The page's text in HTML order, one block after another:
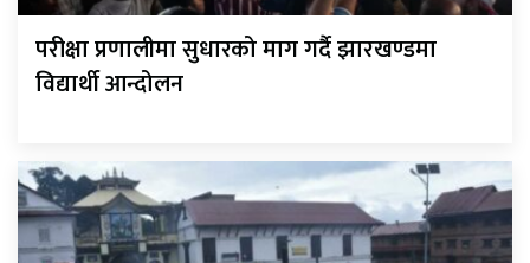
परीक्षा प्रणालीमा सुधारको माग गर्दै झारखण्डमा
विद्यार्थी आन्दोलन